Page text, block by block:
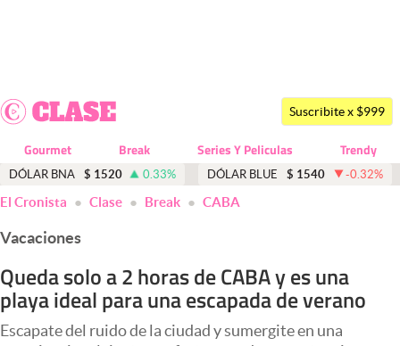
Dólar
Economía y Política
Finanzas y Mercados
Mercados Online
Negocios
Columnistas
Suscribite x $999
Gourmet Break Series Y Peliculas Trendy
DÓLAR BNA $ 1520 0.33% DÓLAR BLUE $ 1540 -0.32%
El Cronista Clase Break CABA
Vacaciones
Queda solo a 2 horas de CABA y es una
playa ideal para una escapada de verano
Escapate del ruido de la ciudad y sumergite en una